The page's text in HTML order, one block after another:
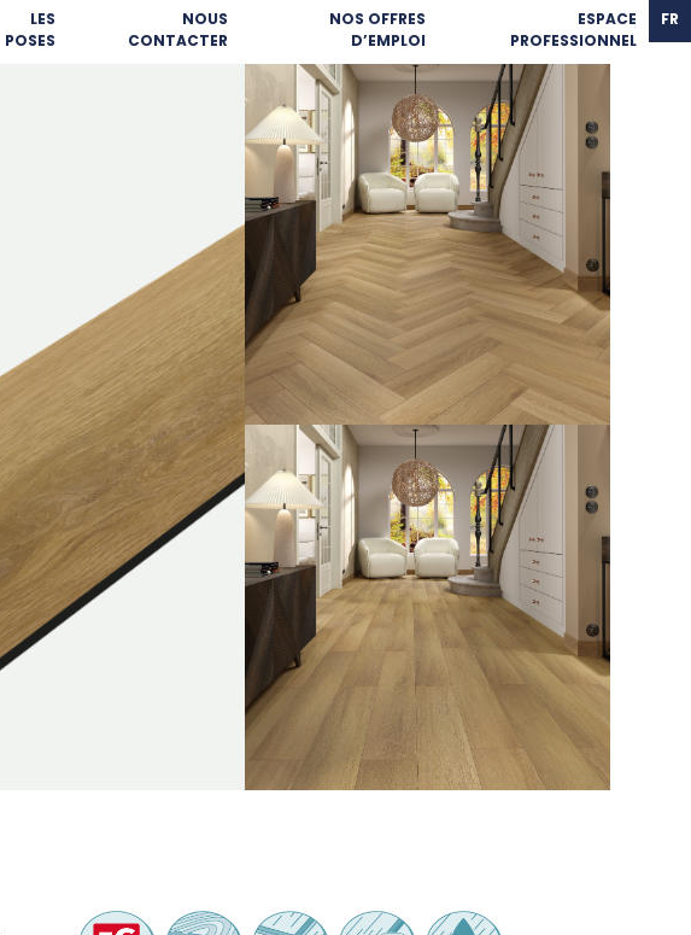
LES
POSES
NOUS
CONTACTER
NOS OFFRES
D’EMPLOI
ESPACE
PROFESSIONNEL
FR